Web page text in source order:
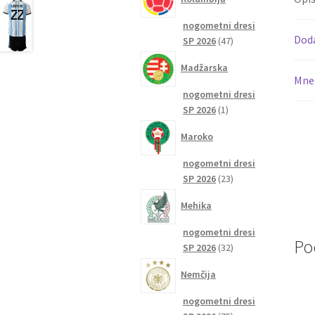
nogometni dresi
SP 2026 4747
Madžarska
nogometni dresi
SP 2026 11
Maroko
nogometni dresi
SP 2026 2323
Mehika
nogometni dresi
SP 2026 3232
Nemčija
nogometni dresi